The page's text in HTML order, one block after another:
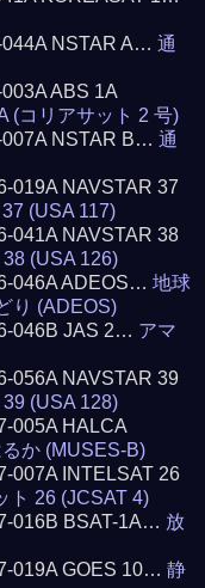
044A NSTAR A…通
ABS 1A
(コリアサット 2 号)
007A NSTAR B…通
019A NAVSTAR 37
(USA 117)
041A NAVSTAR 38
(USA 126)
046A ADEOS…地球
り (ADEOS)
046B JAS 2… アマ
056A NAVSTAR 39
(USA 128)
005A HALCA
か (MUSES-B)
007A INTELSAT 26
ト 26 (JCSAT 4)
016B BSAT-1A… 放
019A GOES 10…静